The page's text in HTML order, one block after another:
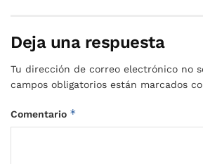
Deja una respuesta
Tu dirección de correo electrónico no
campos obligatorios están marcados
Comentario *